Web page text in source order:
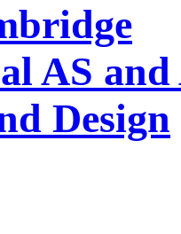
AS and
Design